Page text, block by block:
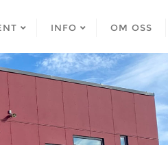
INFO OM OSS